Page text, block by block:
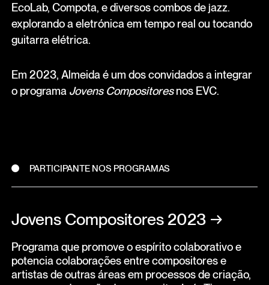
EcoLab, Compota, e diversos combos de jazz.
explorando a eletrónica em tempo real ou tocando
guitarra elétrica.
Em 2023, Almeida é um dos convidados a integrar
o programa Jovens Compositoresnos EVC.
PARTICIPANTE NOS PROGRAMAS
Jovens Compositores 2023 →
Programa que promove o espírito colaborativo e
potencia colaborações entre compositores e
artistas de outras áreas em processos de criação,